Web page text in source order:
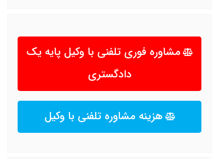
مشاوره فوری تلفنی با وکیل پایه یک
دادگستری
هزینه مشاوره تلفنی با وکیل